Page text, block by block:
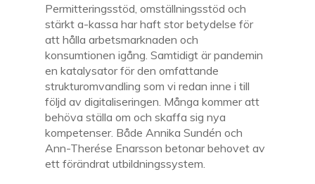
Permitteringsstöd, omställningsstöd och
stärkt a-kassa har haft stor betydelse för
att hålla arbetsmarknaden och
konsumtionen igång. Samtidigt är pandemin
en katalysator för den omfattande
strukturomvandling som vi redan inne i till
följd av digitaliseringen. Många kommer att
behöva ställa om och skaffa sig nya
kompetenser. Både Annika Sundén och
Ann-Therése Enarsson betonar behovet av
ett förändrat utbildningssystem.